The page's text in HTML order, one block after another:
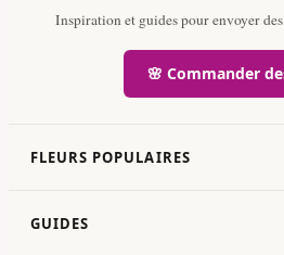
Inspiration et guides pour envoyer
🌸 Commander
FLEURS POPULAIRES
GUIDES